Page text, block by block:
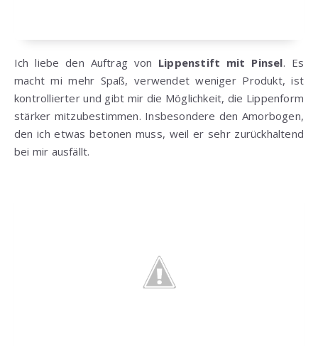
Ich liebe den Auftrag von Lippenstift mit Pinsel. Es
macht mi mehr Spaß, verwendet weniger Produkt, ist
kontrollierter und gibt mir die Möglichkeit, die Lippenform
stärker mitzubestimmen. Insbesondere den Amorbogen,
den ich etwas betonen muss, weil er sehr zurückhaltend
bei mir ausfällt.